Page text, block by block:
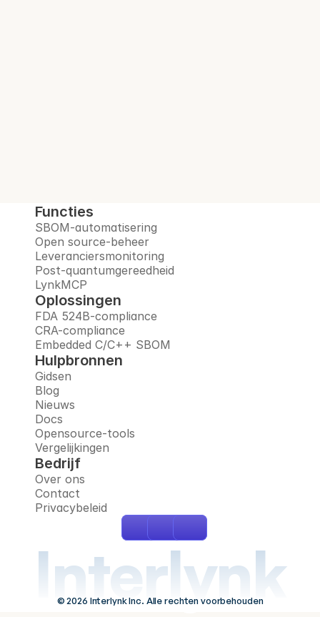
Functies
SBOM-automatisering
Open source-beheer
Leveranciersmonitoring
Post-quantumgereedheid
LynkMCP
Oplossingen
FDA 524B-compliance
CRA-compliance
Embedded C/C++ SBOM
Hulpbronnen
Gidsen
Blog
Nieuws
Docs
Opensource-tools
Vergelijkingen
Bedrijf
Over ons
Contact
Privacybeleid
Interlynk
© 2026 Interlynk Inc. Alle rechten voorbehouden